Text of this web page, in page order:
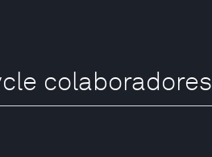
colaboradores